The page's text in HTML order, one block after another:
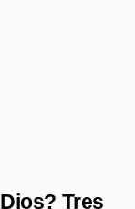
Tres